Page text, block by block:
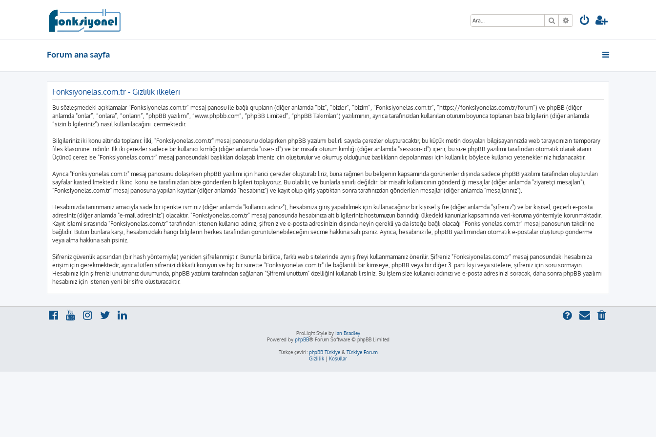
Ara Gelişmiş arama
Forum ana sayfa
Fonksiyonelas.com.tr - Gizlilik ilkeleri
Bu sözleşmedeki açıklamalar “Fonksiyonelas.com.tr” mesaj panosu ile bağlı grupların (diğer anlamda “biz”, “bizler”, “bizim”, “Fonksiyonelas.com.tr”, “https://fonksiyonelas.com.tr/forum”) ve phpBB (diğer
anlamda "onlar”, “onlara”, “onların”, “phpBB yazılımı”, “www.phpbb.com”, “phpBB Limited”, “phpBB Takımları”) yazılımının, ayrıca tarafınızdan kullanılan oturum boyunca toplanan bazı bilgilerin (diğer anlamda
“sizin bilgileriniz”) nasıl kullanılacağını içermektedir.
Bilgileriniz iki konu altında toplanır. İlki, "Fonksiyonelas.com.tr" mesaj panosunu dolaşırken phpBB yazılımı belirli sayıda çerezler oluşturacaktır, bu küçük metin dosyaları bilgisayarınızda web tarayıcınızın temporary
files klasörüne indirilir. İlk iki çerezler sadece bir kullanıcı kimliği (diğer anlamda "user-id") ve bir misafir oturum kimliği (diğer anlamda "session-id") içerir, bu size phpBB yazılımı tarafından otomatik olarak atanır.
Üçüncü çerez ise "Fonksiyonelas.com.tr" mesaj panosundaki başlıkları dolaşabilmeniz için oluşturulur ve okumuş olduğunuz başlıkların depolanması için kullanılır, böylece kullanıcı yetenekleriniz hızlanacaktır.
Ayrıca "Fonksiyonelas.com.tr" mesaj panosunu dolaşırken phpBB yazılımı için harici çerezler oluşturabiliriz, buna rağmen bu belgenin kapsamında görünenler dışında sadece phpBB yazılımı tarafından oluşturulan
sayfalar kastedilmektedir. İkinci konu ise tarafınızdan bize gönderilen bilgileri topluyoruz. Bu olabilir, ve bunlarla sınırlı değildir: bir misafir kullanıcının gönderdiği mesajlar (diğer anlamda "ziyaretçi mesajları"),
"Fonksiyonelas.com.tr" mesaj panosuna yapılan kayıtlar (diğer anlamda "hesabınız") ve kayıt olup giriş yaptıktan sonra tarafınızdan gönderilen mesajlar (diğer anlamda "mesajlarınız").
Hesabınızda tanınmanız amacıyla sade bir içerikte isminiz (diğer anlamda "kullanıcı adınız"), hesabınıza giriş yapabilmek için kullanacağınız bir kişisel şifre (diğer anlamda "şifreniz") ve bir kişisel, geçerli e-posta
adresiniz (diğer anlamda "e-mail adresiniz") olacaktır. "Fonksiyonelas.com.tr" mesaj panosunda hesabınıza ait bilgileriniz hostumuzun barındığı ülkedeki kanunlar kapsamında veri-koruma yöntemiyle korunmaktadır.
Kayıt işlemi sırasında "Fonksiyonelas.com.tr" tarafından istenen kullanıcı adınız, şifreniz ve e-posta adresinizin dışında neyin gerekli ya da isteğe bağlı olacağı “Fonksiyonelas.com.tr” mesaj panosunun takdirine
bağlıdır. Bütün bunlara karşı, hesabınızdaki hangi bilgilerin herkes tarafından görüntülenebileceğini seçme hakkına sahipsiniz. Ayrıca, hesabınız ile, phpBB yazılımından otomatik e-postalar oluşturup gönderme
veya alma hakkına sahipsiniz.
Şifreniz güvenlik açısından (bir hash yöntemiyle) yeniden şifrelenmiştir. Bununla birlikte, farklı web sitelerinde aynı şifreyi kullanmamanız önerilir. Şifreniz "Fonksiyonelas.com.tr" mesaj panosundaki hesabınıza
erişim için gerekmektedir, ayrıca lütfen şifrenizi dikkatli koruyun ve hiç bir surette "Fonksiyonelas.com.tr" ile bağlantılı bir kimseye, phpBB veya bir diğer 3. parti kişi veya sitelere, şifreniz için soru sormayın.
Hesabınız için şifrenizi unutmanız durumunda, phpBB yazılımı tarafından sağlanan "Şifremi unuttum" özelliğini kullanabilirsiniz. Bu işlem size kullanıcı adınızı ve e-posta adresinizi soracak, daha sonra phpBB yazılımı
hesabınız için istenen yeni bir şifre oluşturacaktır.
ProLight Style by Ian Bradley
Powered by phpBB® Forum Software © phpBB Limited
Türkçe çeviri: phpBB Türkiye& Türkiye Forum
Gizlilik | Koşullar